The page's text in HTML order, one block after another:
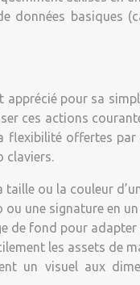
données basiques
pour sa
ces actions
offertes
claviers.
ou la couleur
une signature en un
de fond pour
les assets de
un visuel aux